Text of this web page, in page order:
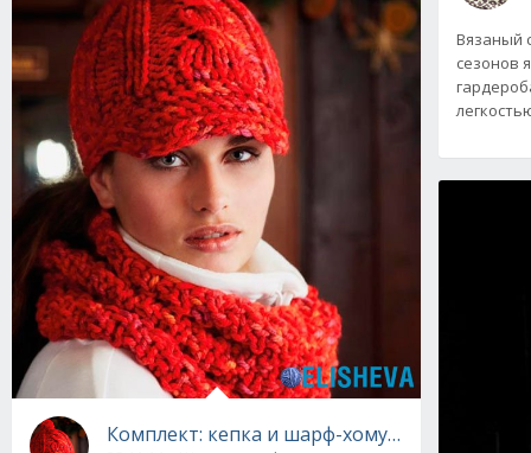
Комплект: кепка и шарф-хомут
Вязаный
сезонов